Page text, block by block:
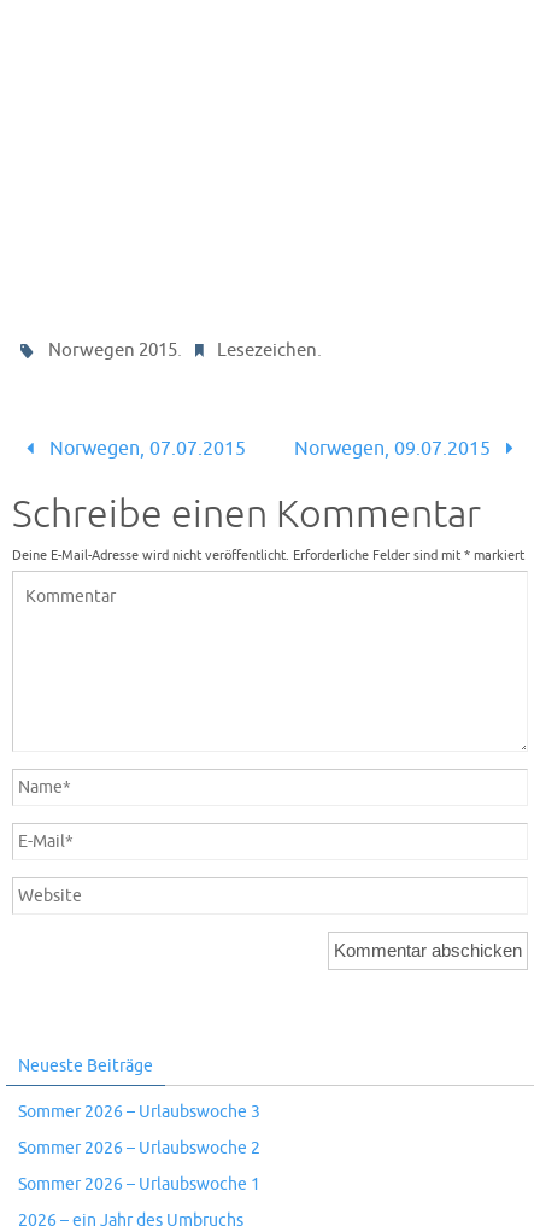
Norwegen 2015. Lesezeichen.
Norwegen, 07.07.2015 Norwegen, 09.07.2015
Schreibe einen Kommentar
Deine E-Mail-Adresse wird nicht veröffentlicht. Erforderliche Felder sind mit * markiert
Neueste Beiträge
Sommer 2026 – Urlaubswoche 3
Sommer 2026 – Urlaubswoche 2
Sommer 2026 – Urlaubswoche 1
2026 – ein Jahr des Umbruchs